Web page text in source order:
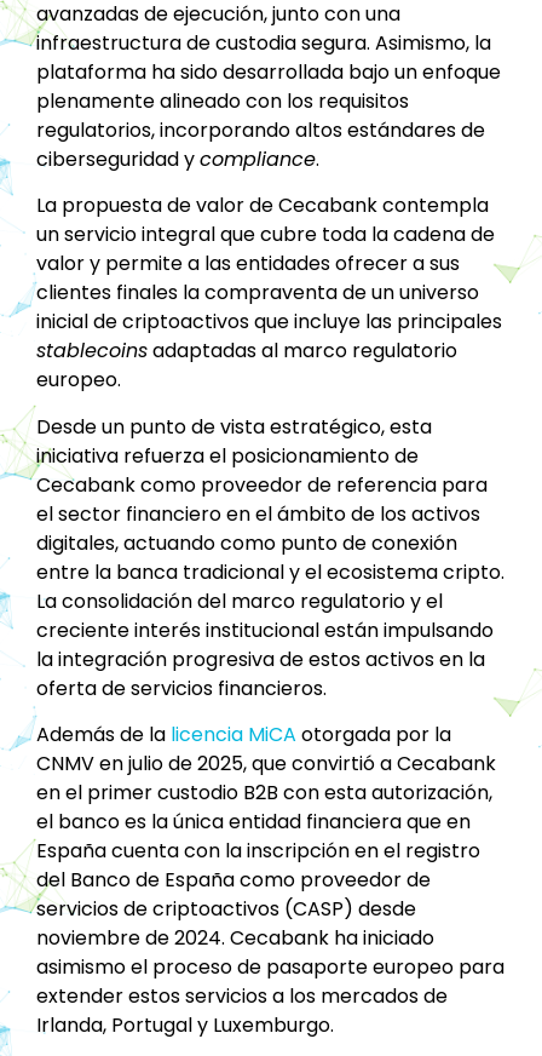
avanzadas de ejecución, junto con una
infraestructura de custodia segura. Asimismo, la
plataforma ha sido desarrollada bajo un enfoque
plenamente alineado con los requisitos
regulatorios, incorporando altos estándares de
ciberseguridad ycompliance.
La propuesta de valor de Cecabank contempla
un servicio integral que cubre toda la cadena de
valor y permite a las entidades ofrecer a sus
clientes finales la compraventa de un universo
inicial de criptoactivos que incluye las principales
stablecoinsadaptadas al marco regulatorio
europeo.
Desde un punto de vista estratégico, esta
iniciativa refuerza el posicionamiento de
Cecabank como proveedor de referencia para
el sector financiero en el ámbito de los activos
digitales, actuando como punto de conexión
entre la banca tradicional y el ecosistema cripto.
La consolidación del marco regulatorio y el
creciente interés institucional están impulsando
la integración progresiva de estos activos en la
oferta de servicios financieros.
Además de la licencia MiCA otorgada por la
CNMV en julio de 2025, que convirtió a Cecabank
en el primer custodio B2B con esta autorización,
el banco es la única entidad financiera que en
España cuenta con la inscripción en el registro
del Banco de España como proveedor de
servicios de criptoactivos (CASP) desde
noviembre de 2024. Cecabank ha iniciado
asimismo el proceso de pasaporte europeo para
extender estos servicios a los mercados de
Irlanda, Portugal y Luxemburgo.